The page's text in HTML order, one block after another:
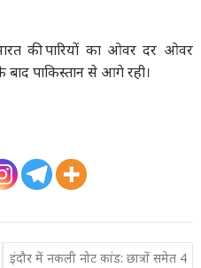
की पारियों का ओवर दर ओवर
पाकिस्तान से आगे रही।
इंदौर में नकली नोट कांड: छात्रों समेत 4